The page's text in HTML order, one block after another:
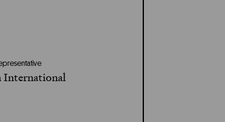
International